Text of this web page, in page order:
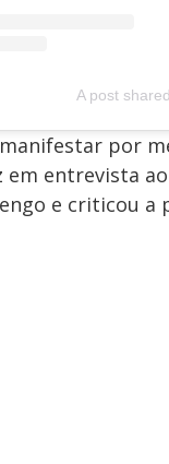
A post
por
em entrevista
e criticou